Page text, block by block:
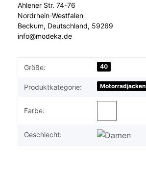
Ahlener Str. 74-76
Nordrhein-Westfalen
Beckum, Deutschland, 59269
info@modeka.de
Produkteigenschaft
Wert
Größe: 40
Produktkategorie: Motorradjacken
Farbe:
Geschlecht: